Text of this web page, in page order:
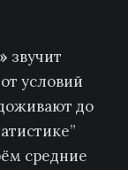
звучит
условий
до
средние